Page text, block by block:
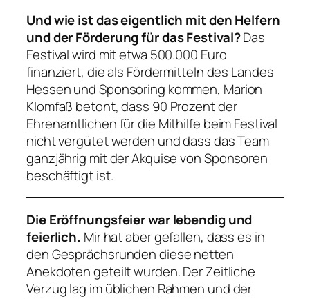
Und wie ist das eigentlich mit den Helfern
und der Förderung für das Festival?Das
Festival wird mit etwa 500.000 Euro
finanziert, die als Fördermitteln des Landes
Hessen und Sponsoring kommen, Marion
Klomfaß betont, dass 90 Prozent der
Ehrenamtlichen für die Mithilfe beim Festival
nicht vergütet werden und dass das Team
ganzjährig mit der Akquise von Sponsoren
beschäftigt ist.
Die Eröffnungsfeier war lebendig und
feierlich. Mir hat aber gefallen, dass es in
den Gesprächsrunden diese netten
Anekdoten geteilt wurden. Der Zeitliche
Verzug lag im üblichen Rahmen und der